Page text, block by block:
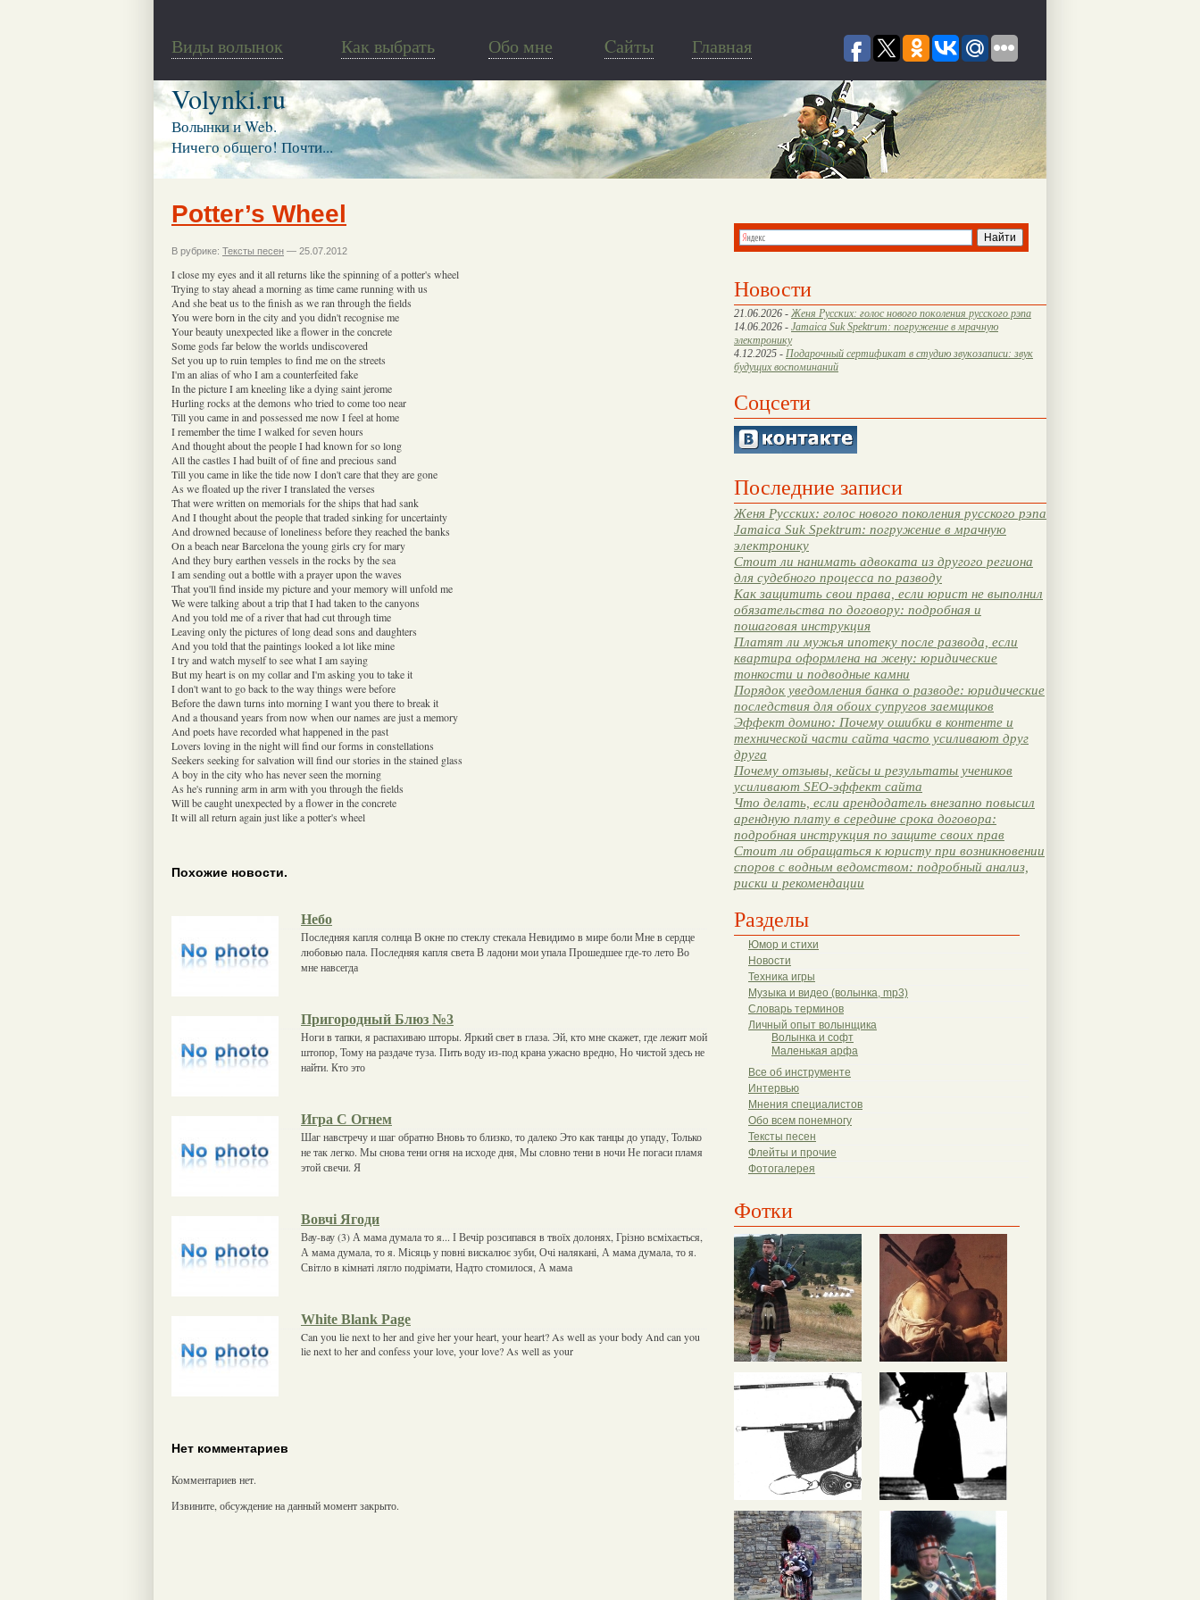
Виды волынок Как выбрать Обо мне Cайты Главная
Volynki.ru
Волынки и Web.
Ничего общего! Почти...
Новости
21.06.2026 - Женя Русских: голос нового поколения русского рэпа
14.06.2026 - Jamaica Suk Spektrum: погружение в мрачную
электронику
4.12.2025 - Подарочный сертификат в студию звукозаписи: звук
будущих воспоминаний
Соцсети
Последние записи
Женя Русских: голос нового поколения русского рэпа
Jamaica Suk Spektrum: погружение в мрачную
электронику
Стоит ли нанимать адвоката из другого региона
для судебного процесса по разводу
Как защитить свои права, если юрист не выполнил
обязательства по договору: подробная и
пошаговая инструкция
Платят ли мужья ипотеку после развода, если
квартира оформлена на жену: юридические
тонкости и подводные камни
Порядок уведомления банка о разводе: юридические
последствия для обоих супругов заемщиков
Эффект домино: Почему ошибки в контенте и
технической части сайта часто усиливают друг
друга
Почему отзывы, кейсы и результаты учеников
усиливают SEO-эффект сайта
Что делать, если арендодатель внезапно повысил
арендную плату в середине срока договора:
подробная инструкция по защите своих прав
Стоит ли обращаться к юристу при возникновении
споров с водным ведомством: подробный анализ,
риски и рекомендации
Разделы
Юмор и стихи
Новости
Техника игры
Музыка и видео (волынка, mp3)
Словарь терминов
Личный опыт волынщика
Волынка и софт
Маленькая арфа
Все об инструменте
Интервью
Мнения специалистов
Обо всем понемногу
Тексты песен
Флейты и прочие
Фотогалерея
Фотки
Potter’s Wheel
В рубрике: Тексты песен — 25.07.2012
I close my eyes and it all returns like the spinning of a potter's wheel
Trying to stay ahead a morning as time came running with us
And she beat us to the finish as we ran through the fields
You were born in the city and you didn't recognise me
Your beauty unexpected like a flower in the concrete
Some gods far below the worlds undiscovered
Set you up to ruin temples to find me on the streets
I'm an alias of who I am a counterfeited fake
In the picture I am kneeling like a dying saint jerome
Hurling rocks at the demons who tried to come too near
Till you came in and possessed me now I feel at home
I remember the time I walked for seven hours
And thought about the people I had known for so long
All the castles I had built of of fine and precious sand
Till you came in like the tide now I don't care that they are gone
As we floated up the river I translated the verses
That were written on memorials for the ships that had sank
And I thought about the people that traded sinking for uncertainty
And drowned because of loneliness before they reached the banks
On a beach near Barcelona the young girls cry for mary
And they bury earthen vessels in the rocks by the sea
I am sending out a bottle with a prayer upon the waves
That you'll find inside my picture and your memory will unfold me
We were talking about a trip that I had taken to the canyons
And you told me of a river that had cut through time
Leaving only the pictures of long dead sons and daughters
And you told that the paintings looked a lot like mine
I try and watch myself to see what I am saying
But my heart is on my collar and I'm asking you to take it
I don't want to go back to the way things were before
Before the dawn turns into morning I want you there to break it
And a thousand years from now when our names are just a memory
And poets have recorded what happened in the past
Lovers loving in the night will find our forms in constellations
Seekers seeking for salvation will find our stories in the stained glass
A boy in the city who has never seen the morning
As he's running arm in arm with you through the fields
Will be caught unexpected by a flower in the concrete
It will all return again just like a potter's wheel
Похожие новости.
Небо
Последняя капля солнца В окне по стеклу стекала Невидимо в мире боли Мне в сердце
любовью пала. Последняя капля света В ладони мои упала Прошедшее где-то лето Во
мне навсегда
Пригородный Блюз №3
Ноги в тапки, я распахиваю шторы. Яркий свет в глаза. Эй, кто мне скажет, где лежит мой
штопор, Тому на раздаче туза. Пить воду из-под крана ужасно вредно, Но чистой здесь не
найти. Кто это
Игра С Огнем
Шаг навстречу и шаг обратно Вновь то близко, то далеко Это как танцы до упаду, Только
не так легко. Мы снова тени огня на исходе дня, Мы словно тени в ночи Не погаси пламя
этой свечи. Я
Вовчі Ягоди
Вау-вау (3) А мама думала то я... І Вечір розсипався в твоїх долонях, Грізно всміхається,
А мама думала, то я. Місяць у повні вискалює зуби, Очі налякані, А мама думала, то я.
Світло в кімнаті лягло подрімати, Надто стомилося, А мама
White Blank Page
Can you lie next to her and give her your heart, your heart? As well as your body And can you
lie next to her and confess your love, your love? As well as your
Нет комментариев
Комментариев нет.
Извините, обсуждение на данный момент закрыто.